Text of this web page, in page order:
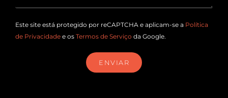
Este site está protegido por reCAPTCHA e aplicam-se a Política
de Privacidade e os Termos de Serviço da Google.
ENVIAR